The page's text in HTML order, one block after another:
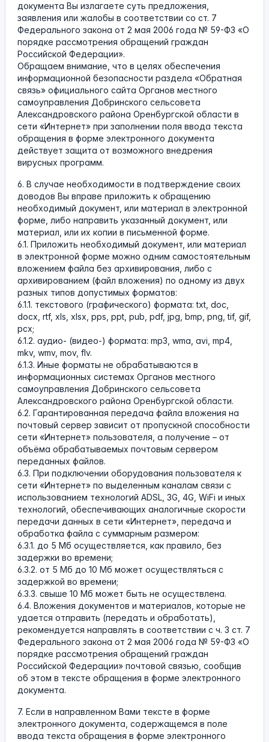
документа Вы излагаете суть предложения,
заявления или жалобы в соответствии со ст. 7
Федерального закона от 2 мая 2006 года № 59-ФЗ «О
порядке рассмотрения обращений граждан
Российской Федерации».
Обращаем внимание, что в целях обеспечения
информационной безопасности раздела «Обратная
связь» официального сайта Органов местного
самоуправления Добринского сельсовета
Александровского района Оренбургской области в
сети «Интернет» при заполнении поля ввода текста
обращения в форме электронного документа
действует защита от возможного внедрения
вирусных программ.
6. В случае необходимости в подтверждение своих
доводов Вы вправе приложить к обращению
необходимый документ, или материал в электронной
форме, либо направить указанный документ, или
материал, или их копии в письменной форме.
6.1. Приложить необходимый документ, или материал
в электронной форме можно одним самостоятельным
вложением файла без архивирования, либо с
архивированием (файл вложения) по одному из двух
разных типов допустимых форматов:
6.1.1. текстового (графического) формата: txt, doc,
docx, rtf, xls, xlsx, pps, ppt, pub, pdf, jpg, bmp, png, tif, gif,
pcx;
6.1.2. аудио- (видео-) формата: mp3, wma, avi, mp4,
mkv, wmv, mov, flv.
6.1.3. Иные форматы не обрабатываются в
информационных системах Органов местного
самоуправления Добринского сельсовета
Александровского района Оренбургской области.
6.2. Гарантированная передача файла вложения на
почтовый сервер зависит от пропускной способности
сети «Интернет» пользователя, а получение – от
объёма обрабатываемых почтовым сервером
переданных файлов.
6.3. При подключении оборудования пользователя к
сети «Интернет» по выделенным каналам связи с
использованием технологий ADSL, 3G, 4G, WiFi и иных
технологий, обеспечивающих аналогичные скорости
передачи данных в сети «Интернет», передача и
обработка файла с суммарным размером:
6.3.1. до 5 Мб осуществляется, как правило, без
задержки во времени;
6.3.2. от 5 Мб до 10 Мб может осуществляться с
задержкой во времени;
6.3.3. свыше 10 Мб может быть не осуществлена.
6.4. Вложения документов и материалов, которые не
удается отправить (передать и обработать),
рекомендуется направлять в соответствии с ч. 3 ст. 7
Федерального закона от 2 мая 2006 года № 59-ФЗ «О
порядке рассмотрения обращений граждан
Российской Федерации» почтовой связью, сообщив
об этом в тексте обращения в форме электронного
документа.
7. Если в направленном Вами тексте в форме
электронного документа, содержащемся в поле
ввода текста обращения в форме электронного